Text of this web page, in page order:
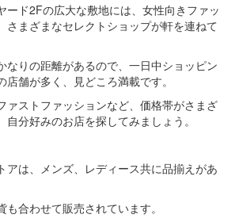
ード2Fの広大な敷地には、女性向きファッ
さまざまなセレクトショップが軒を連ねて
なりの距離があるので、一日中ショッピン
舗が多く、見どころ満載です。
ァストファッションなど、価格帯がさまざ
自分好みのお店を探してみましょう。
アは、メンズ、レディース共に品揃えがあ
合わせて販売されています。